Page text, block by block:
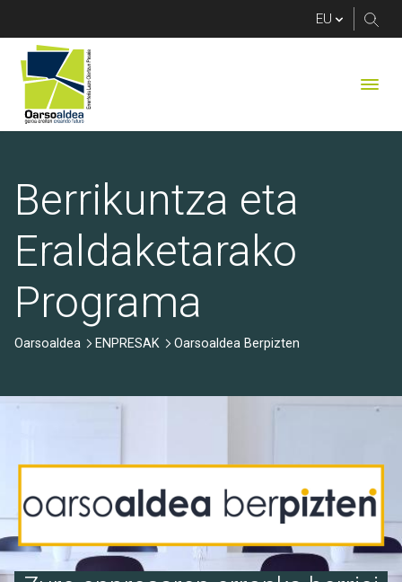
Berrikuntza eta
Eraldaketarako
Programa
Oarsoaldea ENPRESAK Oarsoaldea Berpizten